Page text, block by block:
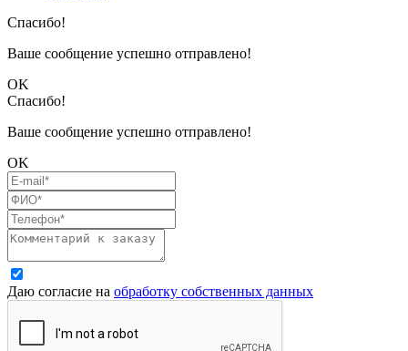
Спасибо!
Ваше сообщение успешно отправлено!
OK
Спасибо!
Ваше сообщение успешно отправлено!
OK
Даю согласие на обработку собственных данных